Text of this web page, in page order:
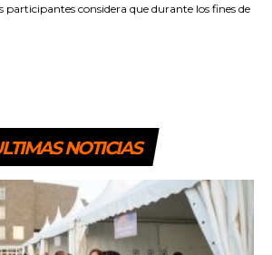
participantes considera que durante los fines de
NOTICIAS